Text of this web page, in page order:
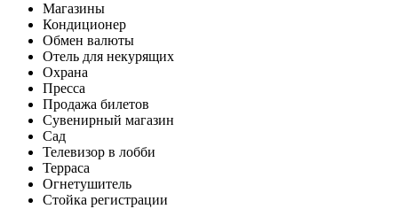
Магазины
Кондиционер
Обмен валюты
Отель для некурящих
Охрана
Пресса
Продажа билетов
Сувенирный магазин
Сад
Телевизор в лобби
Терраса
Огнетушитель
Стойка регистрации